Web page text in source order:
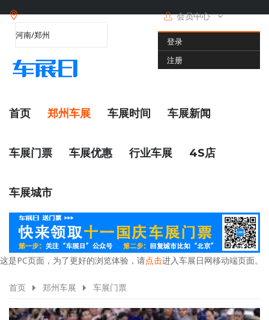
会员中心
登录
注册
首页 郑州车展 车展时间 车展新闻
车展门票 车展优惠 行业车展 4S店
车展城市
这是PC页面，为了更好的浏览体验，请点击进入车展日网移动端页面。
首页 郑州车展 车展门票